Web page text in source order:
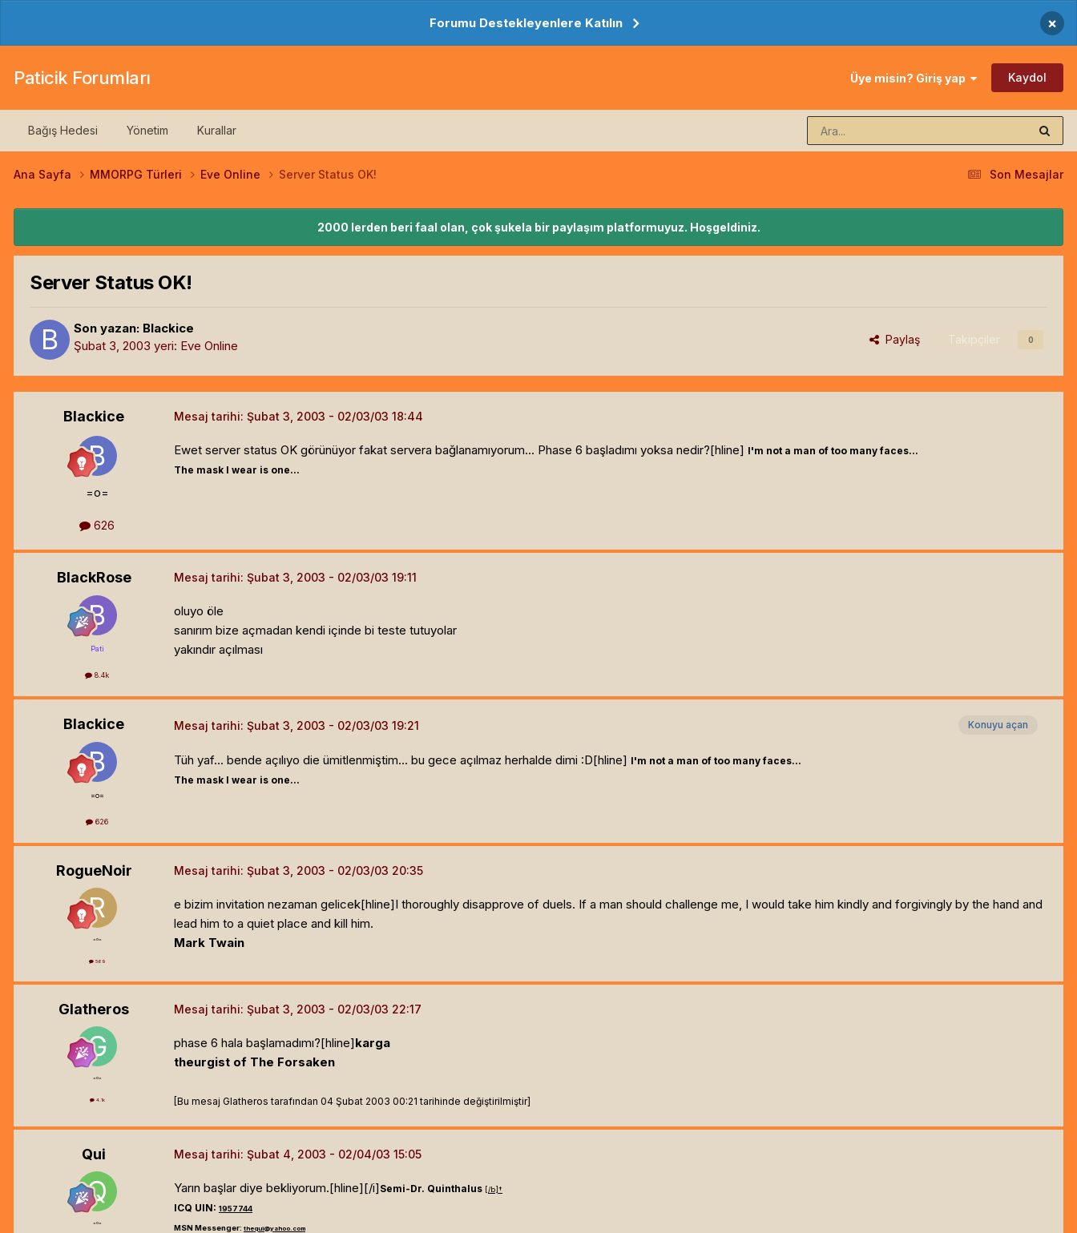
Forumu Destekleyenlere Katılın ×
Paticik Forumları Üye misin? Giriş yap Kaydol
Bağış Hedesi Yönetim Kurallar
Son Mesajlar
Ana Sayfa MMORPG Türleri Eve Online Server Status OK!
2000 lerden beri faal olan, çok şukela bir paylaşım platformuyuz. Hoşgeldiniz.
Server Status OK!
Son yazan: Blackice
Şubat 3, 2003 yeri: Eve Online Paylaş Takipçiler 0
Blackice
=o=
626
Mesaj tarihi: Şubat 3, 2003
Ewet server status OK görünüyor fakat servera bağlanamıyorum... Phase 6 başladımı yoksa nedir?[hline] I'm not a man of too many faces...
The mask I wear is one...
BlackRose
Pati
8.4k
Mesaj tarihi: Şubat 3, 2003
oluyo öle
sanırım bize açmadan kendi içinde bi teste tutuyolar
yakındır açılması
Blackice
=o=
626
Konuyu açan
Mesaj tarihi: Şubat 3, 2003
Tüh yaf... bende açılıyo die ümitlenmiştim... bu gece açılmaz herhalde dimi :D[hline] I'm not a man of too many faces...
The mask I wear is one...
RogueNoir
=o=
569
Mesaj tarihi: Şubat 3, 2003
e bizim invitation nezaman gelicek[hline]I thoroughly disapprove of duels. If a man should challenge me, I would take him kindly and forgivingly by the hand and
lead him to a quiet place and kill him.
Mark Twain
Glatheros
=o=
4.1k
Mesaj tarihi: Şubat 3, 2003
phase 6 hala başlamadımı?[hline]karga
theurgist of The Forsaken
[Bu mesaj Glatheros tarafından 04 Şubat 2003 00:21 tarihinde değiştirilmiştir]
Qui
=o=
Mesaj tarihi: Şubat 4, 2003
Yarın başlar diye bekliyorum.[hline][/i] Semi-Dr. Quinthalus [/b]†
ICQ UIN: 1957744
MSN Messenger: thequi@yahoo.com